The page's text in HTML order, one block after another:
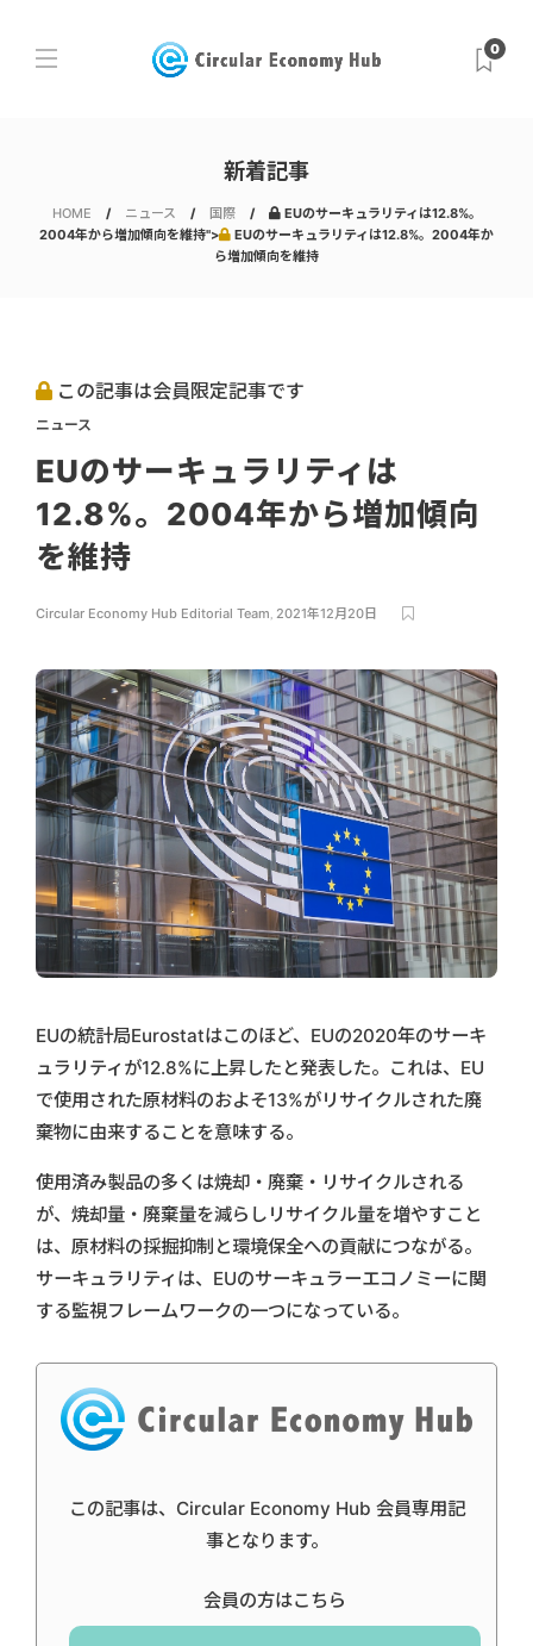
0
新着記事
HOME ニュース 国際
EUのサーキュラリティは12.8%。
2004年から増加傾向を維持">
EUのサーキュラリティは12.8%。2004年か
ら増加傾向を維持
この記事は会員限定記事です
ニュース
EUのサーキュラリティは
12.8%。2004年から増加傾向
を維持
Circular Economy Hub Editorial Team, 2021年12月20日
EUの統計局Eurostatはこのほど、EUの2020年のサーキ
ュラリティが12.8%に上昇したと発表した。これは、EU
で使用された原材料のおよそ13%がリサイクルされた廃
棄物に由来することを意味する。
使用済み製品の多くは焼却・廃棄・リサイクルされる
が、焼却量・廃棄量を減らしリサイクル量を増やすこと
は、原材料の採掘抑制と環境保全への貢献につながる。
サーキュラリティは、EUのサーキュラーエコノミーに関
する監視フレームワークの一つになっている。
この記事は、Circular Economy Hub 会員専用記
事となります。
会員の方はこちら